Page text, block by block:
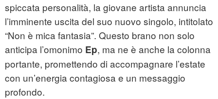
spiccata personalità, la giovane artista annuncia
l’imminente uscita del suo nuovo singolo, intitolato
“Non è mica fantasia”. Questo brano non solo
anticipa l’omonimo Ep, ma ne è anche la colonna
portante, promettendo di accompagnare l’estate
con un’energia contagiosa e un messaggio
profondo.